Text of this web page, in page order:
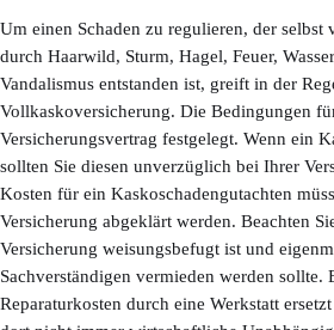
Um einen Schaden zu regulieren, der selbst
durch Haarwild, Sturm, Hagel, Feuer,
Vandalismus entstanden ist, greift in der
Vollkaskoversicherung. Die Bedingungen
Versicherungsvertrag festgelegt. Wenn ein
sollten Sie diesen unverzüglich bei Ihrer
Kosten für ein Kaskoschadengutachten
Versicherung abgeklärt werden. Beachten
Versicherung weisungsbefugt ist und
Sachverständigen vermieden werden sollte.
Reparaturkosten durch eine Werkstatt